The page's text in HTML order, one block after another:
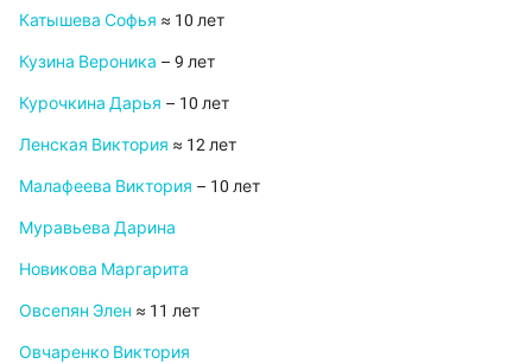
Катышева Софья ≈ 10 лет
Кузина Вероника – 9 лет
Курочкина Дарья – 10 лет
Ленская Виктория ≈ 12 лет
Малафеева Виктория – 10 лет
Муравьева Дарина
Новикова Маргарита
Овсепян Элен ≈ 11 лет
Овчаренко Виктория